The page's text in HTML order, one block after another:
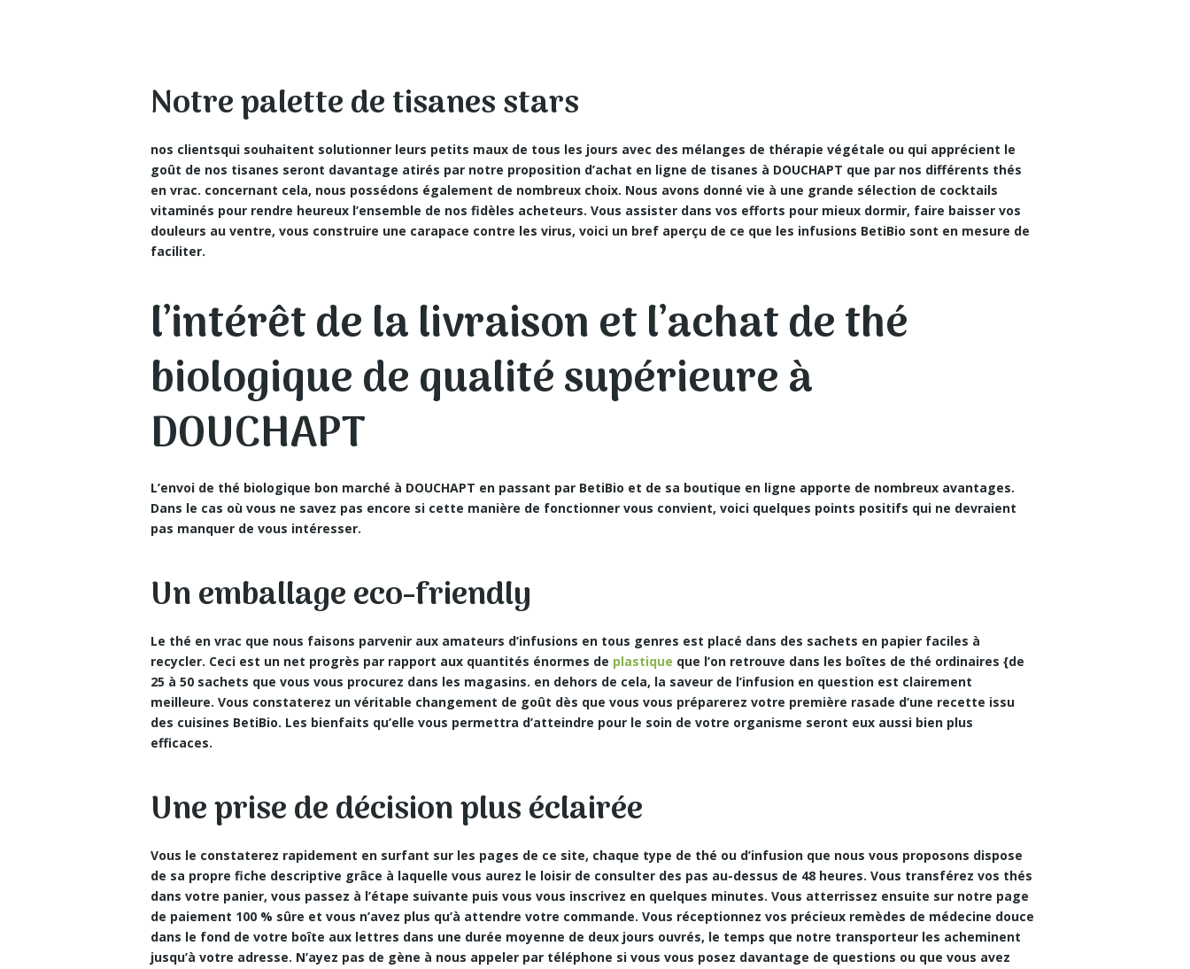
Notre palette de tisanes stars
nos clientsqui souhaitent solutionner leurs petits maux de tous les jours avec des mélanges de thérapie végétale ou qui apprécient le
goût de nos tisanes seront davantage atirés par notre proposition d’achat en ligne de tisanes à DOUCHAPT que par nos différents thés
en vrac. concernant cela, nous possédons également de nombreux choix. Nous avons donné vie à une grande sélection de cocktails
vitaminés pour rendre heureux l’ensemble de nos fidèles acheteurs. Vous assister dans vos efforts pour mieux dormir, faire baisser vos
douleurs au ventre, vous construire une carapace contre les virus, voici un bref aperçu de ce que les infusions BetiBio sont en mesure de
faciliter.
l’intérêt de la livraison et l’achat de thé
biologique de qualité supérieure à
DOUCHAPT
L’envoi de thé biologique bon marché à DOUCHAPT en passant par BetiBio et de sa boutique en ligne apporte de nombreux avantages.
Dans le cas où vous ne savez pas encore si cette manière de fonctionner vous convient, voici quelques points positifs qui ne devraient
pas manquer de vous intéresser.
Un emballage eco-friendly
Le thé en vrac que nous faisons parvenir aux amateurs d’infusions en tous genres est placé dans des sachets en papier faciles à
recycler. Ceci est un net progrès par rapport aux quantités énormes de plastique que l’on retrouve dans les boîtes de thé ordinaires {de
25 à 50 sachets que vous vous procurez dans les magasins. en dehors de cela, la saveur de l’infusion en question est clairement
meilleure. Vous constaterez un véritable changement de goût dès que vous vous préparerez votre première rasade d’une recette issu
des cuisines BetiBio. Les bienfaits qu’elle vous permettra d’atteindre pour le soin de votre organisme seront eux aussi bien plus
efficaces.
Une prise de décision plus éclairée
Vous le constaterez rapidement en surfant sur les pages de ce site, chaque type de thé ou d’infusion que nous vous proposons dispose
de sa propre fiche descriptive grâce à laquelle vous aurez le loisir de consulter des pas au-dessus de 48 heures. Vous transférez vos thés
dans votre panier, vous passez à l’étape suivante puis vous vous inscrivez en quelques minutes. Vous atterrissez ensuite sur notre page
de paiement 100 % sûre et vous n’avez plus qu’à attendre votre commande. Vous réceptionnez vos précieux remèdes de médecine douce
dans le fond de votre boîte aux lettres dans une durée moyenne de deux jours ouvrés, le temps que notre transporteur les acheminent
jusqu’à votre adresse. N’ayez pas de gène à nous appeler par téléphone si vous vous posez davantage de questions ou que vous avez